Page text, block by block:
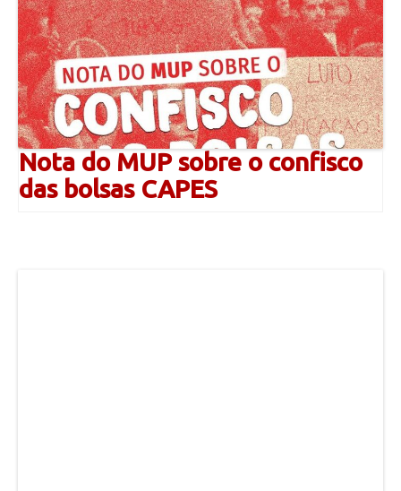
Nota do MUP sobre o confisco
das bolsas CAPES